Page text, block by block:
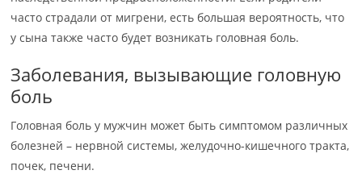
часто страдали от мигрени, есть большая вероятность, что
у сына также часто будет возникать головная боль.
Заболевания, вызывающие головную
боль
Головная боль у мужчин может быть симптомом различных
болезней – нервной системы, желудочно-кишечного тракта,
почек, печени.